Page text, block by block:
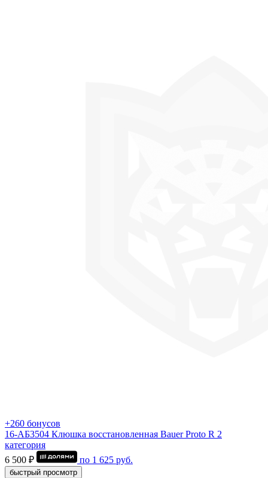
+260 бонусов
16-АБ3504 Клюшка восстановленная Bauer Proto R 2
категория
6 500 ₽
по 1 625 руб.
быстрый просмотр